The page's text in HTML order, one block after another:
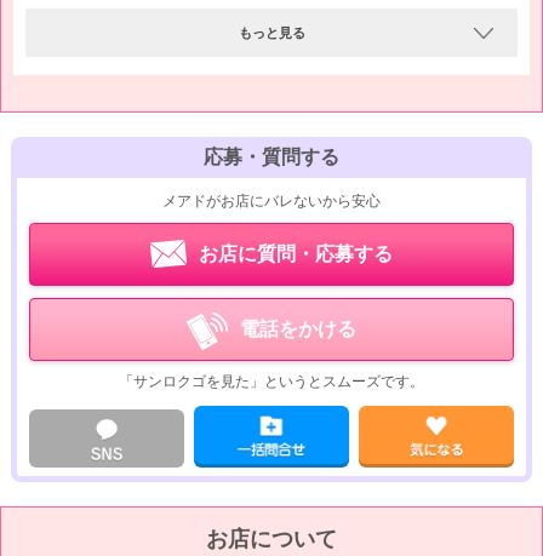
【レギュラー勤務の女の子は…】
このように、ライフスタイルに合わせてバイトができますし、目標達成に
向かってガッツリ稼ぐことも♪
「1日2～3時間だけ働きたい」という方も、当求人にご応募いただけます
店舗型ヘルスなので、25分のショートコースから65分以上の長めのコース
サクッとリフレッシュしたいお客様はもちろん、ゆったり遊びたいお客様
もっと見る
応募・質問する
メアドがお店にバレないから安心
お店に質問・応募する
電話をかける
「サンロクゴを見た」というとスムーズです。
お店について